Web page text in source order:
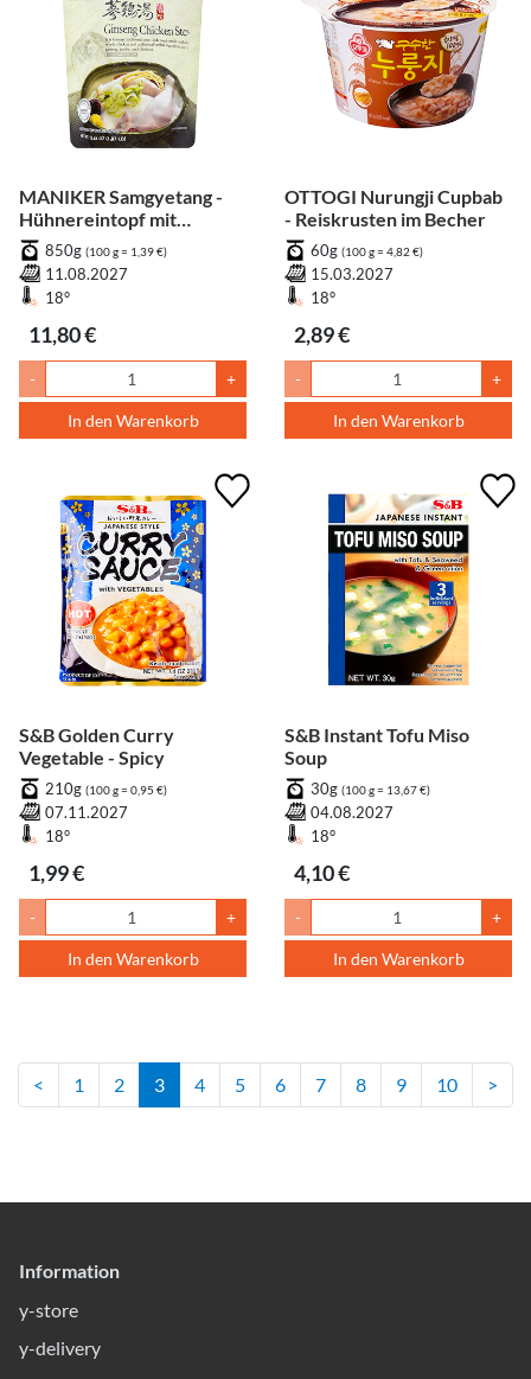
MANIKER Samgyetang -
Hühnereintopf mit
Ginseng
850g (100 g = 1,39 €)
11.08.2027
18°
11,80 €
- +
In den Warenkorb
OTTOGI Nurungji Cupbab
- Reiskrusten im Becher
60g (100 g = 4,82 €)
15.03.2027
18°
2,89 €
- +
In den Warenkorb
S&B Golden Curry
Vegetable - Spicy
210g (100 g = 0,95 €)
07.11.2027
18°
1,99 €
- +
In den Warenkorb
S&B Instant Tofu Miso
Soup
30g (100 g = 13,67 €)
04.08.2027
18°
4,10 €
- +
In den Warenkorb
< 1 2 3 4 5 6 7 8 9 10 >
Information
y-store
y-delivery